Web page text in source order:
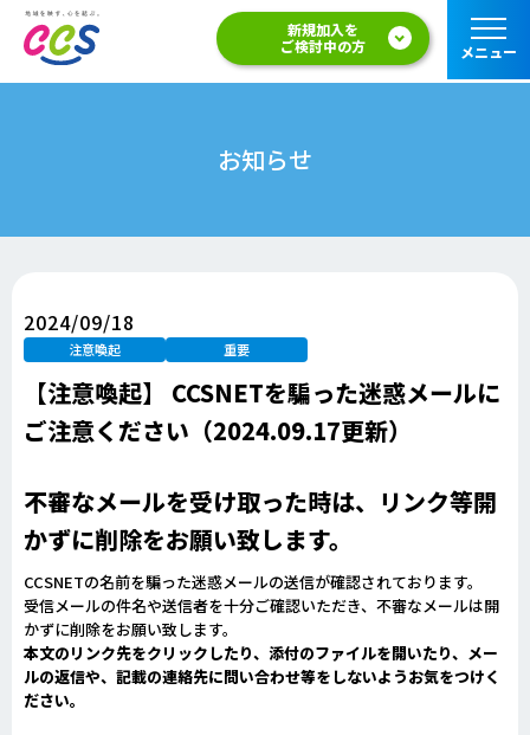
新規加入を
ご検討中の方
メニュー
お知らせ
2024/09/18
注意喚起 重要
【注意喚起】 CCSNETを騙った迷惑メールに
ご注意ください（2024.09.17更新）
不審なメールを受け取った時は、リンク等開
かずに削除をお願い致します。
CCSNETの名前を騙った迷惑メールの送信が確認されております。
受信メールの件名や送信者を十分ご確認いただき、不審なメールは開
かずに削除をお願い致します。
本文のリンク先をクリックしたり、添付のファイルを開いたり、メー
ルの返信や、記載の連絡先に問い合わせ等をしないようお気をつけく
ださい。